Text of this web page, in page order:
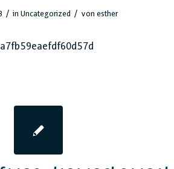
/ inUncategorized / vonesther